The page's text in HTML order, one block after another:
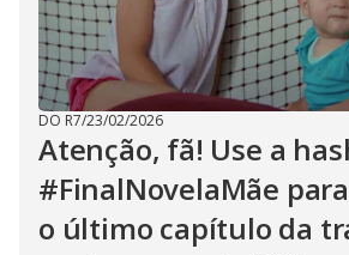
DO R7/23/02/2026
Atenção, fã! Use a
#FinalNovelaMãe
o último capítulo da